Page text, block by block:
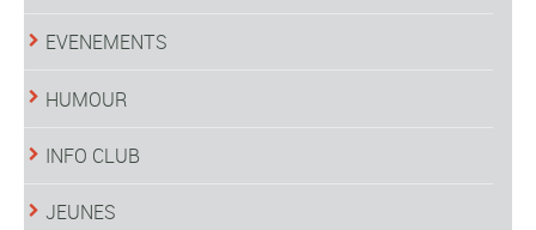
EVENEMENTS
HUMOUR
INFO CLUB
JEUNES